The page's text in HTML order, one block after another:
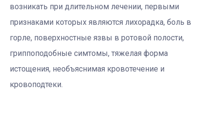
возникать при длительном лечении, первыми
признаками которых являются лихорадка, боль в
горле, поверхностные язвы в ротовой полости,
гриппоподобные симтомы, тяжелая форма
истощения, необъяснимая кровотечение и
кровоподтеки.